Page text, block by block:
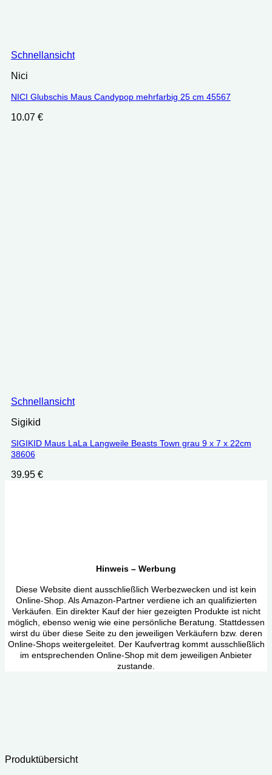
Schnellansicht
Nici
NICI Glubschis Maus Candypop mehrfarbig 25 cm 45567
10.07 €
Schnellansicht
Sigikid
SIGIKID Maus LaLa Langweile Beasts Town grau 9 x 7 x 22cm
38606
39.95 €
Hinweis – Werbung
Diese Website dient ausschließlich Werbezwecken und ist kein
Online-Shop. Als Amazon-Partner verdiene ich an qualifizierten
Verkäufen. Ein direkter Kauf der hier gezeigten Produkte ist nicht
möglich, ebenso wenig wie eine persönliche Beratung. Stattdessen
wirst du über diese Seite zu den jeweiligen Verkäufern bzw. deren
Online-Shops weitergeleitet. Der Kaufvertrag kommt ausschließlich
im entsprechenden Online-Shop mit dem jeweiligen Anbieter
zustande.
Produktübersicht